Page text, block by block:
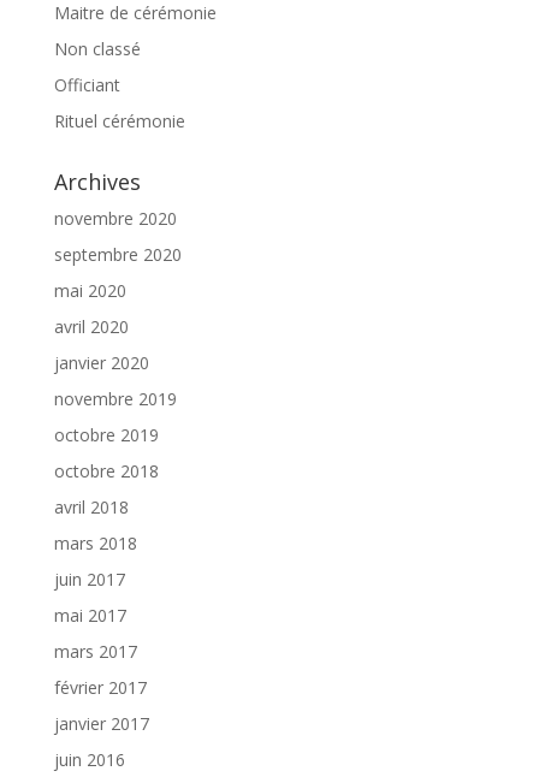
Maitre de cérémonie
Non classé
Officiant
Rituel cérémonie
Archives
novembre 2020
septembre 2020
mai 2020
avril 2020
janvier 2020
novembre 2019
octobre 2019
octobre 2018
avril 2018
mars 2018
juin 2017
mai 2017
mars 2017
février 2017
janvier 2017
juin 2016